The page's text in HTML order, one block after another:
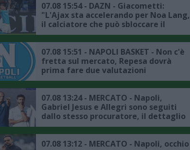
07.08 15:54 - DAZN - Giacometti:
"L'Ajax sta accelerando per Noa Lang,
il calciatore che può sbloccare il
mercato del Napoli è Lukaku"
07.08 15:51 - NAPOLI BASKET - Non c'è
fretta sul mercato, Repesa dovrà
prima fare due valutazioni
07.08 13:24 - MERCATO - Napoli,
Gabriel Jesus e Allegri sono seguiti
dallo stesso procuratore, il dettaglio
07.08 13:12 - MERCATO - Napoli, occhio